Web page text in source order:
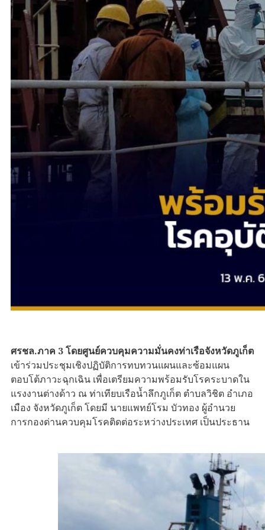
ศรชล.ภาค 3 โดยศูนย์ควบคุมความมั่นคงท่าเรือจังหวัดภูเก็ต
เข้าร่วมประชุมเชิงปฏิบัติการทบทวนแผนและซ้อมแผน
ตอบโต้ภาวะฉุกเฉิน เพื่อเตรียมความพร้อมรับโรคระบาดใน
แรงงานต่างด้าว ณ ท่าเทียบเรือน้ำลึกภูเก็ต ตำบลวิชิต อำเภอ
เมือง จังหวัดภูเก็ต โดยมี นายแพทย์โรม บัวทอง ผู้อำนวย
การกองด่านควบคุมโรคติดต่อระหว่างประเทศ เป็นประธาน